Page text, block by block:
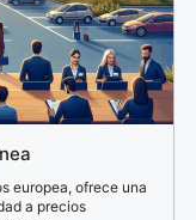
europea, ofrece una
a precios